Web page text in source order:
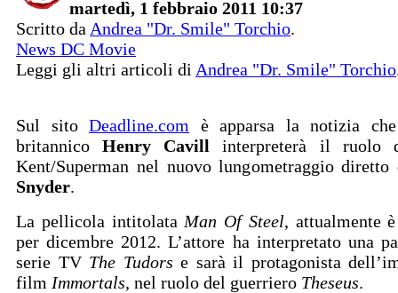
martedì, 1 febbraio 2011 10:37
Scritto da Andrea "Dr. Smile" Torchio.
News DC Movie
Leggi gli altri articoli di Andrea "Dr. Smile" Torchio
Sul sito Deadline.com è apparsa la notizia
britannicoHenry Cavill interpreterà il ruolo
Kent/Superman nel nuovo lungometraggio
Snyder.
La pellicola intitolata Man Of Steel, attualmente
per dicembre 2012. L’attore ha interpretato una
serie TV The Tudors e sarà il protagonista
film Immortals, nel ruolo del guerriero Theseus.